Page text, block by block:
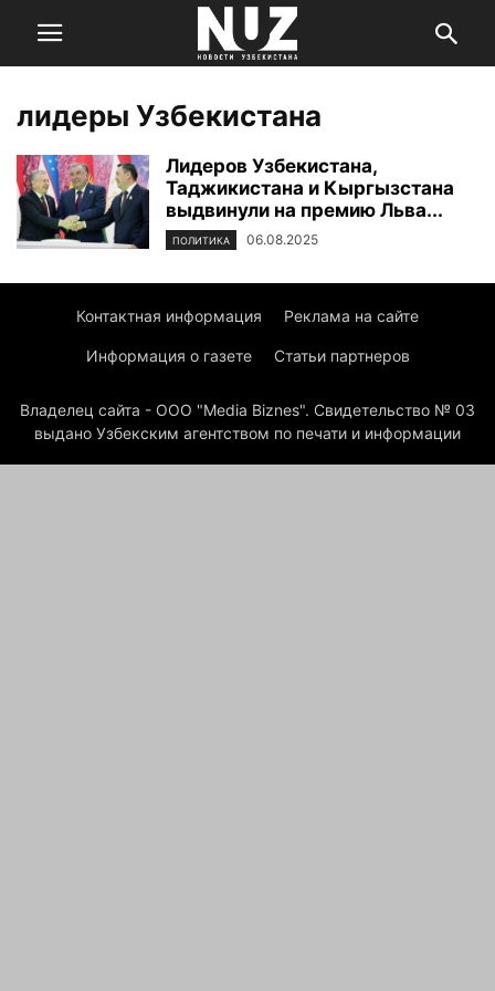
лидеры Узбекистана
Лидеров Узбекистана,
Таджикистана и Кыргызстана
выдвинули на премию Льва...
ПОЛИТИКА 06.08.2025
Контактная информация Реклама на сайте
Информация о газете Статьи партнеров
Владелец сайта - ООО "Media Biznes". Свидетельство № 03
выдано Узбекским агентством по печати и информации